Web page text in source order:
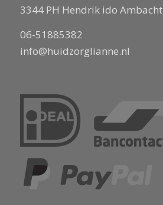
3344 PH Hendrik ido Ambacht
06-51885382
info@huidzorglianne.nl